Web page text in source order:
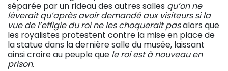
séparée par un rideau des autres salles qu’on ne
lèverait qu’après avoir demandé aux visiteurs si la
vue de l’effigie du roi ne les choquerait pasalors que
les royalistes protestent contre la mise en place de
la statue dans la dernière salle du musée, laissant
ainsi croire au peuple que le roi est à nouveau en
prison.